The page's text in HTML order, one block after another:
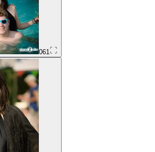
061